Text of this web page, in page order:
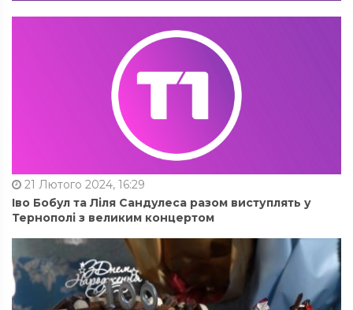
21 Лютого 2024, 16:29
Іво Бобул та Ліля Сандулеса разом виступлять у
Тернополі з великим концертом